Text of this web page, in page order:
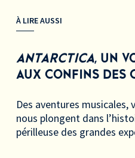
À LIRE AUSSI
ANTARCTICA, UN
AUX CONFINS DES
Des aventures musicales,
nous plongent dans
périlleuse des grandes